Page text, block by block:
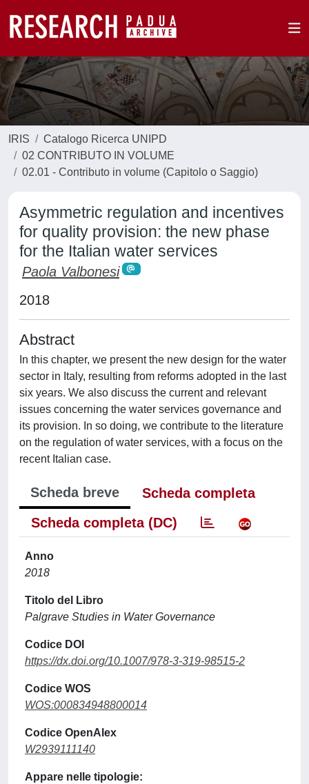
IRIS
Catalogo Ricerca UNIPD
02 CONTRIBUTO IN VOLUME
02.01 - Contributo in volume (Capitolo o Saggio)
Asymmetric regulation and incentives
for quality provision: the new phase
for the Italian water services
Paola Valbonesi
2018
Abstract
In this chapter, we present the new design for the water
sector in Italy, resulting from reforms adopted in the last
six years. We also discuss the current and relevant
issues concerning the water services governance and
its provision. In so doing, we contribute to the literature
on the regulation of water services, with a focus on the
recent Italian case.
Scheda breve
Scheda completa
Scheda completa (DC)
Anno
2018
Titolo del Libro
Palgrave Studies in Water Governance
Codice DOI
https://dx.doi.org/10.1007/978-3-319-98515-2
Codice WOS
WOS:000834948800014
Codice OpenAlex
W2939111140
Appare nelle tipologie: